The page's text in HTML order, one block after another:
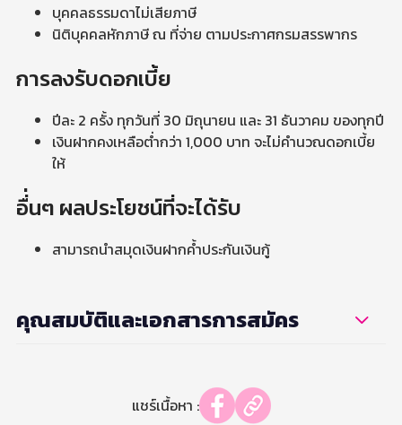
บุคคลธรรมดาไม่เสียภาษี
นิติบุคคลหักภาษี ณ ที่จ่าย ตามประกาศกรมสรรพากร
การลงรับดอกเบี้ย
ปีละ 2 ครั้ง ทุกวันที่ 30 มิถุนายน และ 31 ธันวาคม ของทุกปี
เงินฝากคงเหลือต่ำกว่า 1,000 บาท จะไม่คำนวณดอกเบี้ย
ให้
อื่่นๆ ผลประโยชน์ที่จะได้รับ
สามารถนำสมุดเงินฝากค้ำประกันเงินกู้
คุณสมบัติและเอกสารการสมัคร
แชร์เนื้อหา :